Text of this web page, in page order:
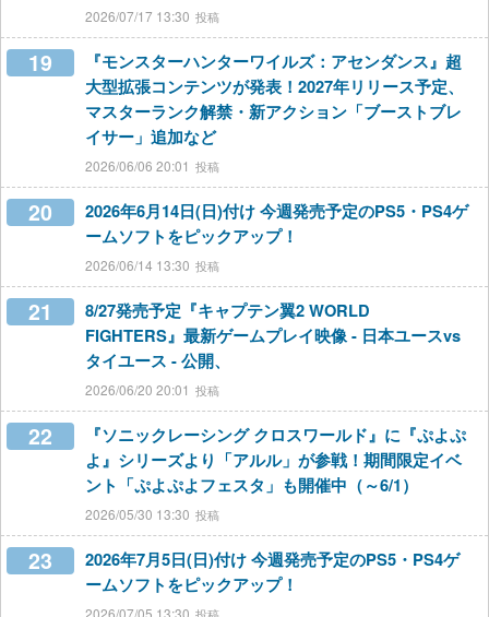
2026/07/17 13:30
19
『モンスターハンターワイルズ：アセンダンス』超
大型拡張コンテンツが発表！2027年リリース予定、
マスターランク解禁・新アクション「ブーストブレ
イサー」追加など
2026/06/06 20:01
20
2026年6月14日(日)付け 今週発売予定のPS5・PS4ゲ
ームソフトをピックアップ！
2026/06/14 13:30
21
8/27発売予定『キャプテン翼2 WORLD
FIGHTERS』最新ゲームプレイ映像 - 日本ユースvs
タイユース - 公開、
2026/06/20 20:01
22
『ソニックレーシング クロスワールド』に『ぷよぷ
よ』シリーズより「アルル」が参戦！期間限定イベ
ント「ぷよぷよフェスタ」も開催中（～6/1）
2026/05/30 13:30
23
2026年7月5日(日)付け 今週発売予定のPS5・PS4ゲ
ームソフトをピックアップ！
2026/07/05 13:30